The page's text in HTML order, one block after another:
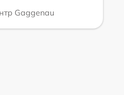
Gaggenau